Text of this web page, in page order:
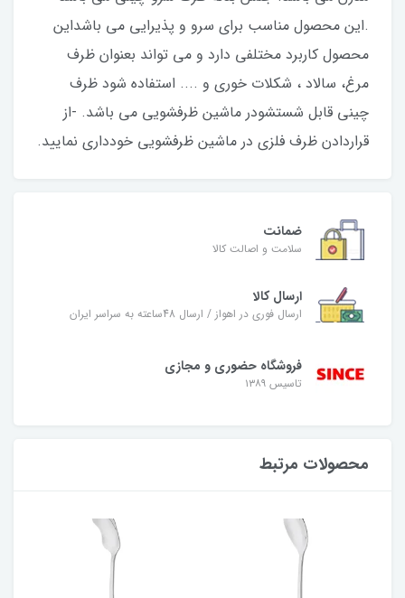
.این محصول مناسب برای سرو و پذیرایی می باشداین
محصول کاربرد مختلفی دارد و می تواند بعنوان ظرف
مرغ، سالاد ، شکلات خوری و .... استفاده شود ظرف
چینی قابل شستشودر ماشین ظرفشویی می باشد. -از
قراردادن ظرف فلزی در ماشین ظرفشویی خودداری نمایید.
ضمانت
سلامت و اصالت کالا
ارسال کالا
ارسال فوری در اهواز / ارسال 48ساعته به سراسر ایران
فروشگاه حضوری و مجازی
تاسیس ۱۳۸۹
محصولات مرتبط